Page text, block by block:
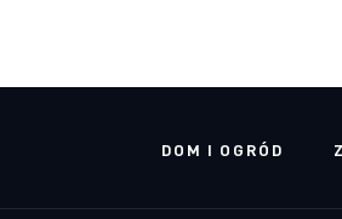
DOM I OGRÓD